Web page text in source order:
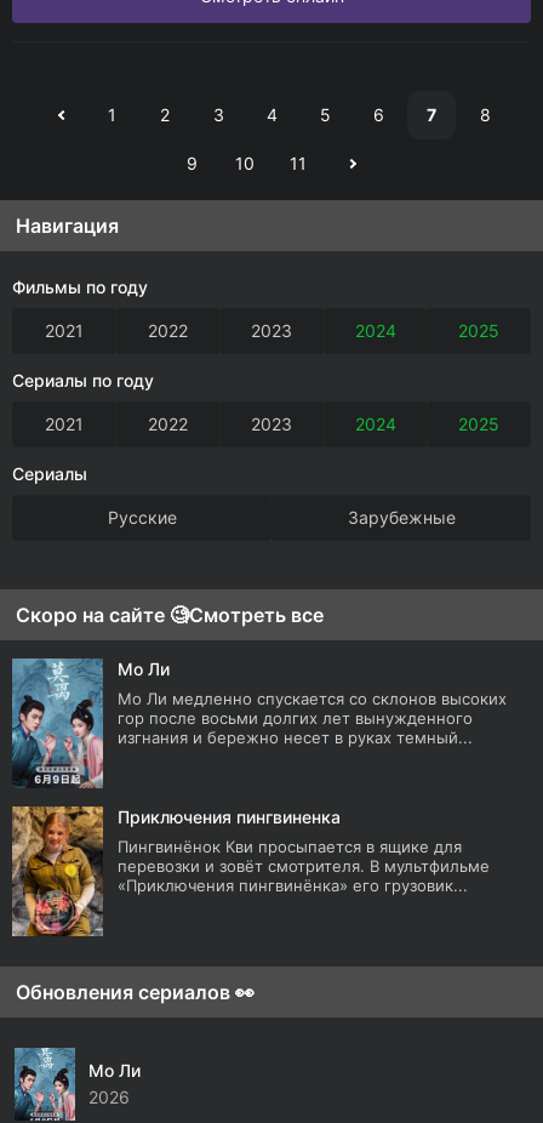
1 2 3 4 5 6 7 8
9 10 11
Навигация
Фильмы по году
2021 2022 2023 2024 2025
Сериалы по году
2021 2022 2023 2024 2025
Сериалы
Русские Зарубежные
Скоро на сайте 🧐Смотреть все
Мо Ли
Мо Ли медленно спускается со склонов высоких
гор после восьми долгих лет вынужденного
изгнания и бережно несет в руках темный...
Приключения пингвиненка
Пингвинёнок Кви просыпается в ящике для
перевозки и зовёт смотрителя. В мультфильме
«Приключения пингвинёнка» его грузовик...
Обновления сериалов 👀
Мо Ли
2026